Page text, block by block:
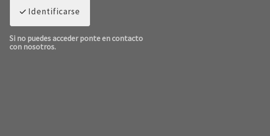
Identificarse
Si no puedes acceder ponte en contacto
con nosotros.